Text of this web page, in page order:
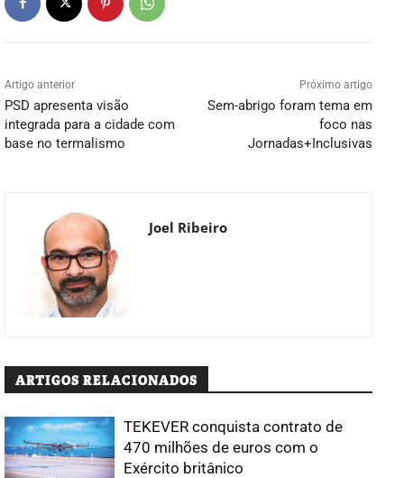
Artigo anterior
PSD apresenta visão
integrada para a cidade com
base no termalismo
Próximo artigo
Sem-abrigo foram tema em
foco nas
Jornadas+Inclusivas
Joel Ribeiro
ARTIGOS RELACIONADOS
TEKEVER conquista contrato de
470 milhões de euros com o
Exército britânico